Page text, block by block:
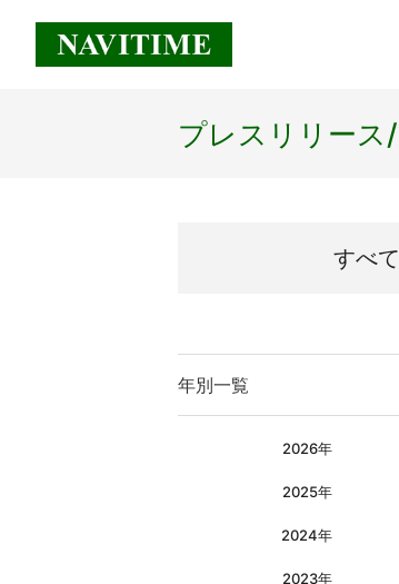
プレスリリース/
すべて
年別一覧
2026年
2025年
2024年
2023年